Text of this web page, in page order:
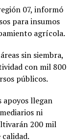
07, informó
para insumos
agrícola.
sin siembra,
con mil 800
públicos.
apoyos llegan
ni
200 mil